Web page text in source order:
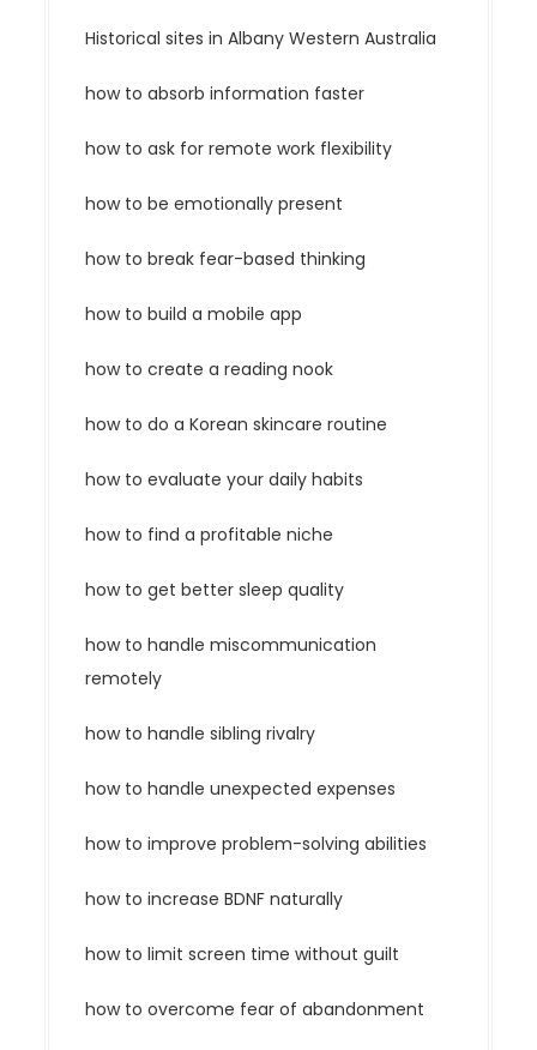
Historical sites in Albany Western Australia
how to absorb information faster
how to ask for remote work flexibility
how to be emotionally present
how to break fear-based thinking
how to build a mobile app
how to create a reading nook
how to do a Korean skincare routine
how to evaluate your daily habits
how to find a profitable niche
how to get better sleep quality
how to handle miscommunication
remotely
how to handle sibling rivalry
how to handle unexpected expenses
how to improve problem-solving abilities
how to increase BDNF naturally
how to limit screen time without guilt
how to overcome fear of abandonment